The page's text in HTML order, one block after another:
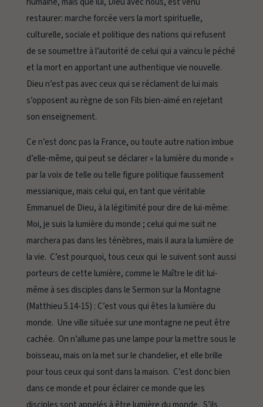
restaurer: marche forcée vers la mort spirituelle,
culturelle, sociale et politique des nations qui refusent
de se soumettre à l’autorité de celui qui a vaincu le péché
et la mort en apportant une authentique vie nouvelle.
Dieu n’est pas avec ceux qui se réclament de lui mais
s’opposent au règne de son Fils bien-aimé en rejetant
son enseignement.
Ce n’est donc pas la France, ou toute autre nation imbue
d’elle-même, qui peut se déclarer « la lumière du monde »
par la voix de telle ou telle figure politique faussement
messianique, mais celui qui, en tant que véritable
Emmanuel de Dieu, à la légitimité pour dire de lui-même:
Moi, je suis la lumière du monde ; celui qui me suit ne
marchera pas dans les ténèbres, mais il aura la lumière de
la vie. C’est pourquoi, tous ceux qui le suivent sont aussi
porteurs de cette lumière, comme le Maître le dit lui-
même à ses disciples dans le Sermon sur la Montagne
(Matthieu 5.14-15) : C’est vous qui êtes la lumière du
monde. Une ville située sur une montagne ne peut être
cachée. On n’allume pas une lampe pour la mettre sous le
boisseau, mais on la met sur le chandelier, et elle brille
pour tous ceux qui sont dans la maison. C’est donc bien
dans ce monde et pour éclairer ce monde que les